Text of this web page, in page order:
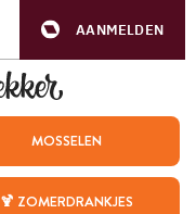
AANMELDEN
MOSSELEN
🍹 ZOMERDRANKJES